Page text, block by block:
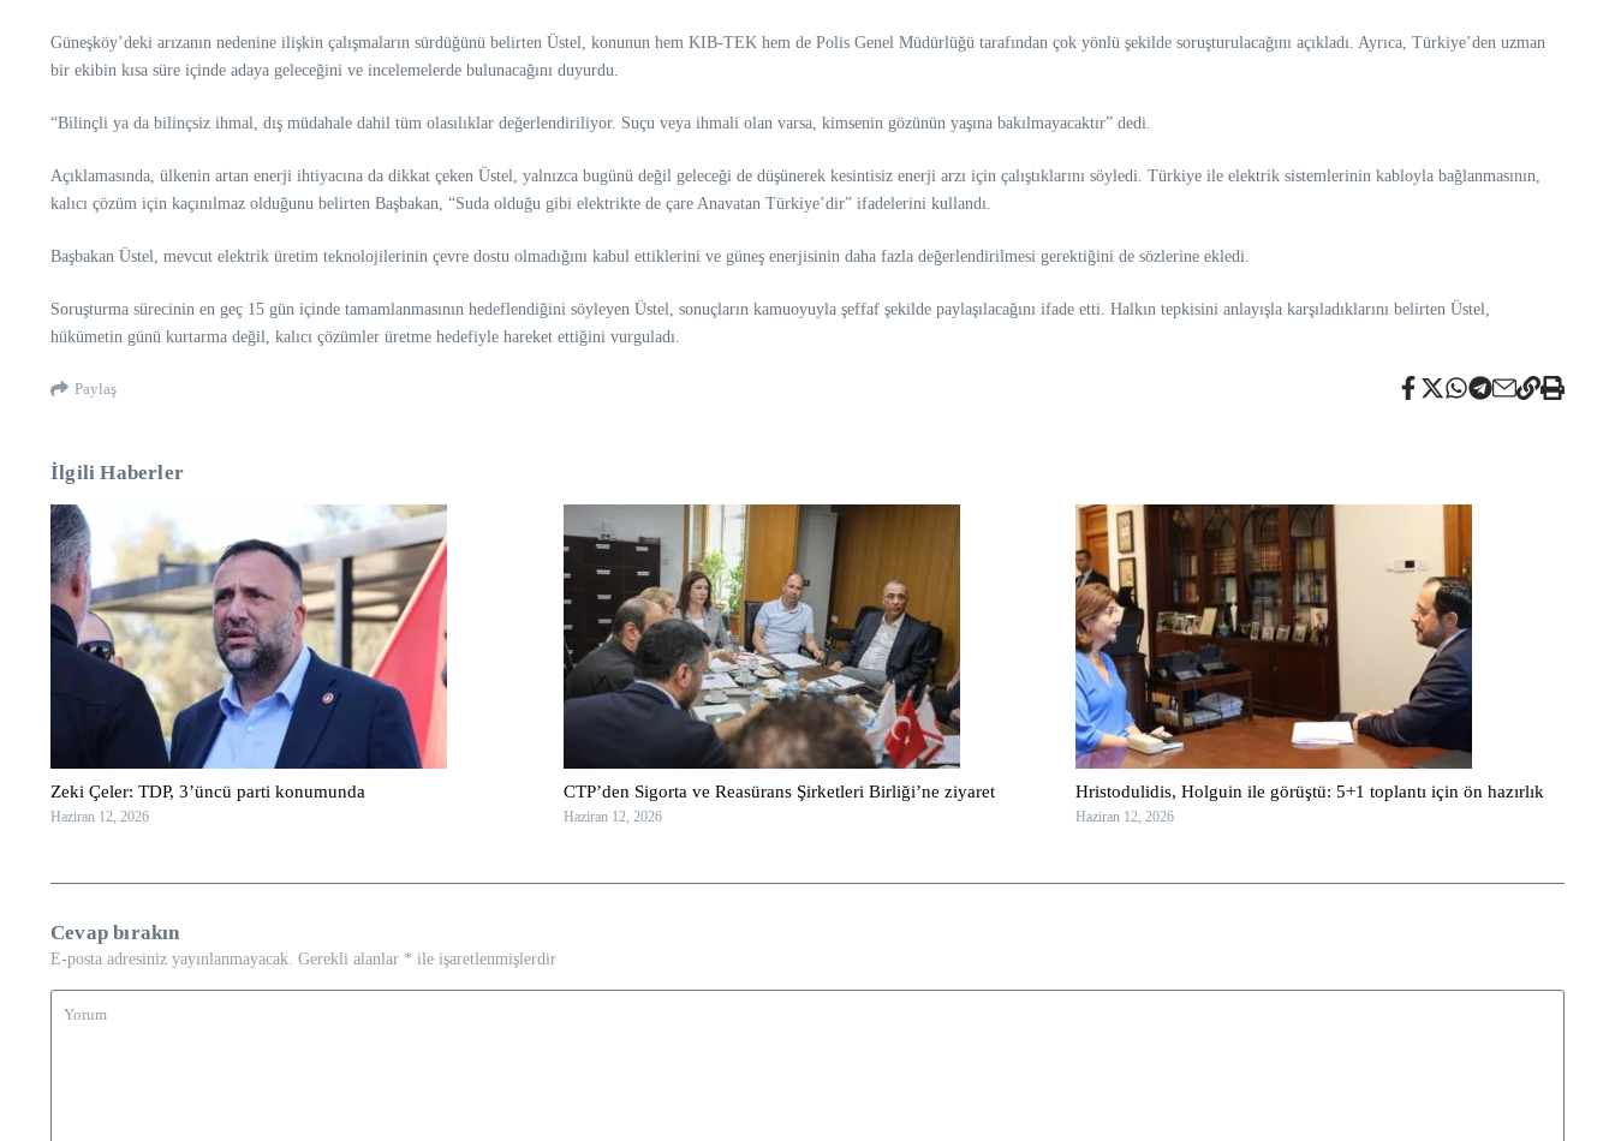
Güneşköy’deki arızanın nedenine ilişkin çalışmaların sürdüğünü belirten Üstel, konunun hem KIB-TEK hem de Polis Genel Müdürlüğü tarafından çok yönlü şekilde soruşturulacağını açıkladı. Ayrıca, Türkiye’den uzman
bir ekibin kısa süre içinde adaya geleceğini ve incelemelerde bulunacağını duyurdu.
“Bilinçli ya da bilinçsiz ihmal, dış müdahale dahil tüm olasılıklar değerlendiriliyor. Suçu veya ihmali olan varsa, kimsenin gözünün yaşına bakılmayacaktır” dedi.
Açıklamasında, ülkenin artan enerji ihtiyacına da dikkat çeken Üstel, yalnızca bugünü değil geleceği de düşünerek kesintisiz enerji arzı için çalıştıklarını söyledi. Türkiye ile elektrik sistemlerinin kabloyla bağlanmasının,
kalıcı çözüm için kaçınılmaz olduğunu belirten Başbakan, “Suda olduğu gibi elektrikte de çare Anavatan Türkiye’dir” ifadelerini kullandı.
Başbakan Üstel, mevcut elektrik üretim teknolojilerinin çevre dostu olmadığını kabul ettiklerini ve güneş enerjisinin daha fazla değerlendirilmesi gerektiğini de sözlerine ekledi.
Soruşturma sürecinin en geç 15 gün içinde tamamlanmasının hedeflendiğini söyleyen Üstel, sonuçların kamuoyuyla şeffaf şekilde paylaşılacağını ifade etti. Halkın tepkisini anlayışla karşıladıklarını belirten Üstel,
hükümetin günü kurtarma değil, kalıcı çözümler üretme hedefiyle hareket ettiğini vurguladı.
Paylaş
İlgili Haberler
Zeki Çeler: TDP, 3’üncü parti konumunda
Haziran 12, 2026
CTP’den Sigorta ve Reasürans Şirketleri Birliği’ne ziyaret
Haziran 12, 2026
Hristodulidis, Holguin ile görüştü: 5+1 toplantı için ön hazırlık
Haziran 12, 2026
Cevap bırakın
E-posta adresiniz yayınlanmayacak. Gerekli alanlar * ile işaretlenmişlerdir